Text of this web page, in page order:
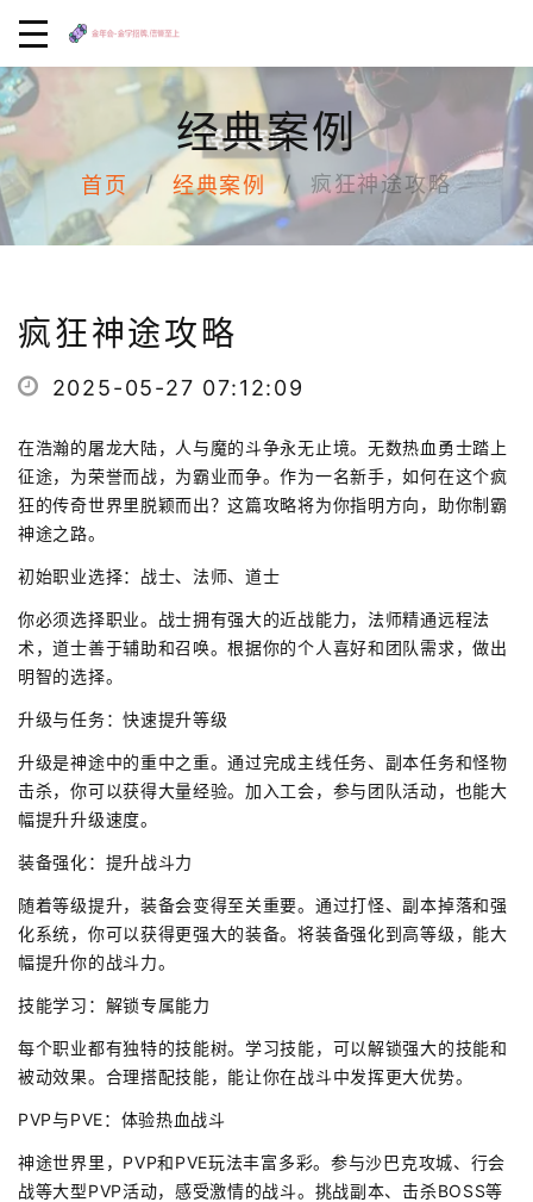
经典案例
首页 经典案例 疯狂神途攻略
疯狂神途攻略
2025-05-27 07:12:09
在浩瀚的屠龙大陆，人与魔的斗争永无止境。无数热血勇士踏上
征途，为荣誉而战，为霸业而争。作为一名新手，如何在这个疯
狂的传奇世界里脱颖而出？这篇攻略将为你指明方向，助你制霸
神途之路。
初始职业选择：战士、法师、道士
你必须选择职业。战士拥有强大的近战能力，法师精通远程法
术，道士善于辅助和召唤。根据你的个人喜好和团队需求，做出
明智的选择。
升级与任务：快速提升等级
升级是神途中的重中之重。通过完成主线任务、副本任务和怪物
击杀，你可以获得大量经验。加入工会，参与团队活动，也能大
幅提升升级速度。
装备强化：提升战斗力
随着等级提升，装备会变得至关重要。通过打怪、副本掉落和强
化系统，你可以获得更强大的装备。将装备强化到高等级，能大
幅提升你的战斗力。
技能学习：解锁专属能力
每个职业都有独特的技能树。学习技能，可以解锁强大的技能和
被动效果。合理搭配技能，能让你在战斗中发挥更大优势。
PVP与PVE：体验热血战斗
神途世界里，PVP和PVE玩法丰富多彩。参与沙巴克攻城、行会
战等大型PVP活动，感受激情的战斗。挑战副本、击杀BOSS等